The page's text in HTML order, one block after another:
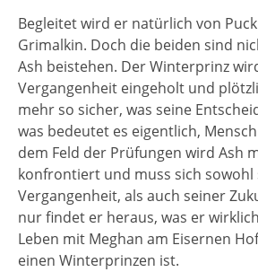
Begleitet wird er natürlich von
Grimalkin. Doch die beiden sind
Ash beistehen. Der Winterprinz
Vergangenheit eingeholt und
mehr so sicher, was seine
was bedeutet es eigentlich,
dem Feld der Prüfungen wird Ash
konfrontiert und muss sich sowohl
Vergangenheit, als auch seiner
nur findet er heraus, was er
Leben mit Meghan am Eisernen
einen Winterprinzen ist.